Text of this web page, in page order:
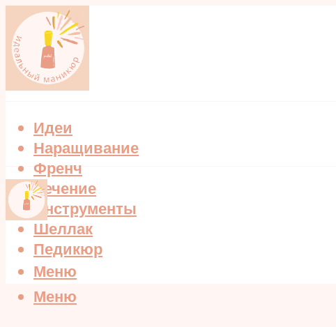
Идеи
Наращивание
Френч
Лечение
Инструменты
Шеллак
Педикюр
Меню
Меню